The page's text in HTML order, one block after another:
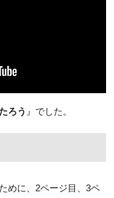
ろう 』でした。
めに、2ページ目、3ペ